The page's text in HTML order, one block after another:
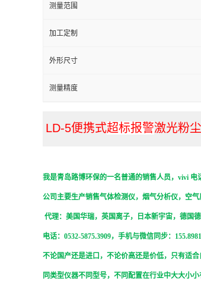
测量范围
加工定制
外形尺寸
测量精度
LD-5便携式超标报警激光粉
我是青岛路博环保的一名普通的销售人员， vivi 电
公司主要生产销售气体检测仪，烟气分析仪，空
代理：美国华瑞，英国离子，日本新宇宙，德国
电话：0532-5875.3909，手机与微信同步：
不论国产还是进口，不论价高还是价低，只有适合
同类型仪器不同型号，不同配置在行业中大大小小